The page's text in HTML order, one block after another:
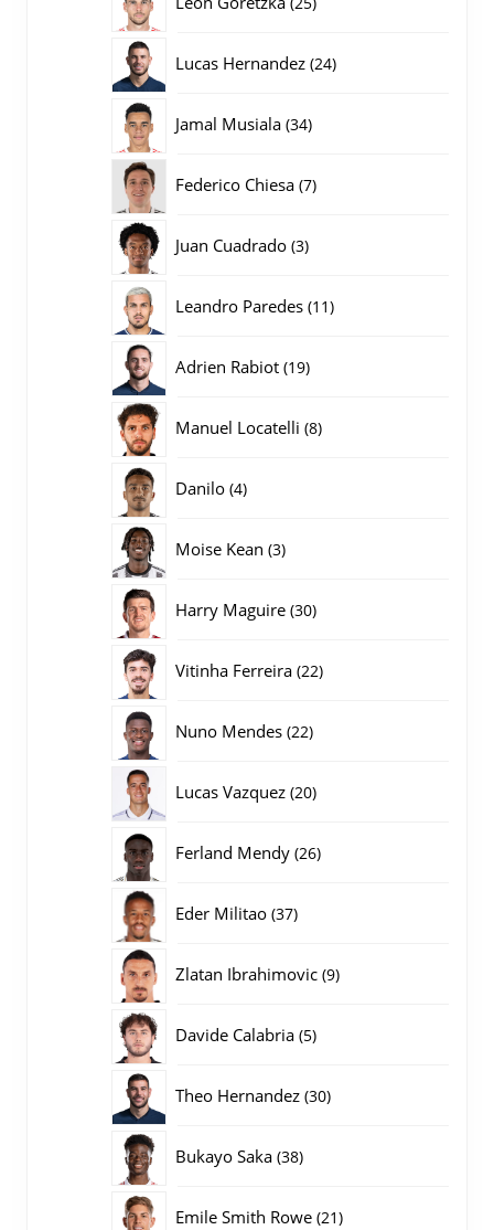
Lucas Hernandez 2424
Jamal Musiala 3434
Federico Chiesa 77
Juan Cuadrado 33
Leandro Paredes 1111
Adrien Rabiot 1919
Manuel Locatelli 88
Danilo 44
Moise Kean 33
Harry Maguire 3030
Vitinha Ferreira 2222
Nuno Mendes 2222
Lucas Vazquez 2020
Ferland Mendy 2626
Eder Militao 3737
Zlatan Ibrahimovic 99
Davide Calabria 55
Theo Hernandez 3030
Bukayo Saka 3838
Emile Smith Rowe 2121